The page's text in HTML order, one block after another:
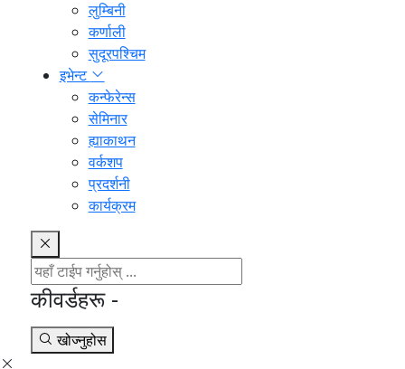
लुम्बिनी
कर्णाली
सुदूरपश्चिम
इभेन्ट
कन्फेरेन्स
सेमिनार
ह्याकाथन
वर्कशप
प्रदर्शनी
कार्यक्रम
कीवर्डहरू -
खोज्नुहोस